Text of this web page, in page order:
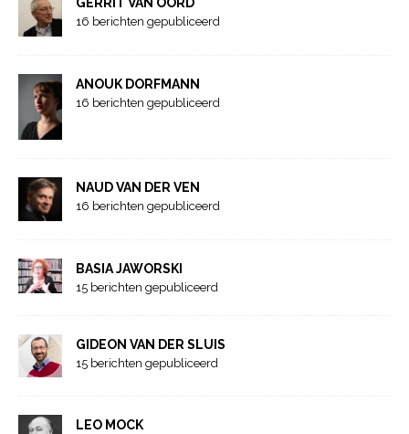
GERRIT VAN OORD
16 berichten gepubliceerd
ANOUK DORFMANN
16 berichten gepubliceerd
NAUD VAN DER VEN
16 berichten gepubliceerd
BASIA JAWORSKI
15 berichten gepubliceerd
GIDEON VAN DER SLUIS
15 berichten gepubliceerd
LEO MOCK